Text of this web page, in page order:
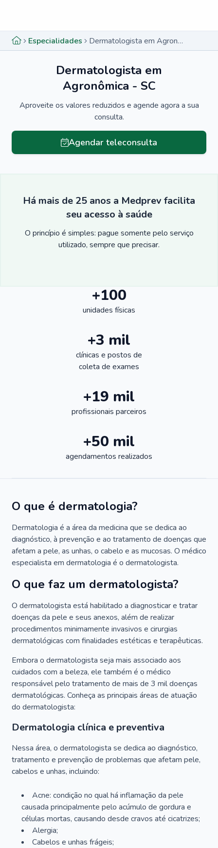
Especialidades Dermatologista em Agronômica - SC
Dermatologista em
Agronômica - SC
Aproveite os valores reduzidos e agende agora a sua
consulta.
Agendar teleconsulta
Há mais de 25 anos a Medprev facilita
seu acesso à saúde
O princípio é simples: pague somente pelo serviço
utilizado, sempre que precisar.
+100
unidades físicas
+3 mil
clínicas e postos de
coleta de exames
+19 mil
profissionais parceiros
+50 mil
agendamentos realizados
O que é dermatologia?
Dermatologia é a área da medicina que se dedica ao
diagnóstico, à prevenção e ao tratamento de doenças que
afetam a pele, as unhas, o cabelo e as mucosas. O médico
especialista em dermatologia é o dermatologista.
O que faz um dermatologista?
O dermatologista está habilitado a diagnosticar e tratar
doenças da pele e seus anexos, além de realizar
procedimentos minimamente invasivos e cirurgias
dermatológicas com finalidades estéticas e terapêuticas.
Embora o dermatologista seja mais associado aos
cuidados com a beleza, ele também é o médico
responsável pelo tratamento de mais de 3 mil doenças
dermatológicas. Conheça as principais áreas de atuação
do dermatologista:
Dermatologia clínica e preventiva
Nessa área, o dermatologista se dedica ao diagnóstico,
tratamento e prevenção de problemas que afetam pele,
cabelos e unhas, incluindo:
Acne: condição no qual há inflamação da pele
causada principalmente pelo acúmulo de gordura e
células mortas, causando desde cravos até cicatrizes;
Alergia;
Cabelos e unhas frágeis;